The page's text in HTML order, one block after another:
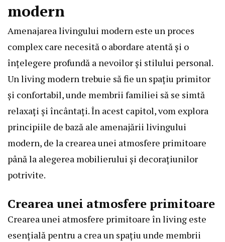
modern
Amenajarea livingului modern este un proces
complex care necesită o abordare atentă și o
înțelegere profundă a nevoilor și stilului personal.
Un living modern trebuie să fie un spațiu primitor
și confortabil, unde membrii familiei să se simtă
relaxați și încântați. În acest capitol, vom explora
principiile de bază ale amenajării livingului
modern, de la crearea unei atmosfere primitoare
până la alegerea mobilierului și decorațiunilor
potrivite.
Crearea unei atmosfere primitoare
Crearea unei atmosfere primitoare în living este
esențială pentru a crea un spațiu unde membrii